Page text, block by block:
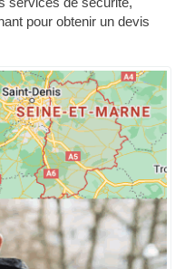
pour obtenir un devis